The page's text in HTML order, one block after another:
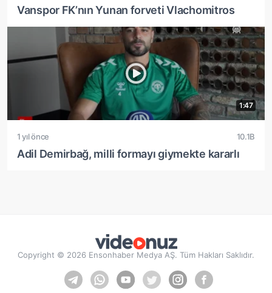
Vanspor FK’nın Yunan forveti Vlachomitros
1:47
1 yıl önce 10.1B
Adil Demirbağ, milli formayı giymekte kararlı
Copyright © 2026 Ensonhaber Medya AŞ. Tüm Hakları Saklıdır.